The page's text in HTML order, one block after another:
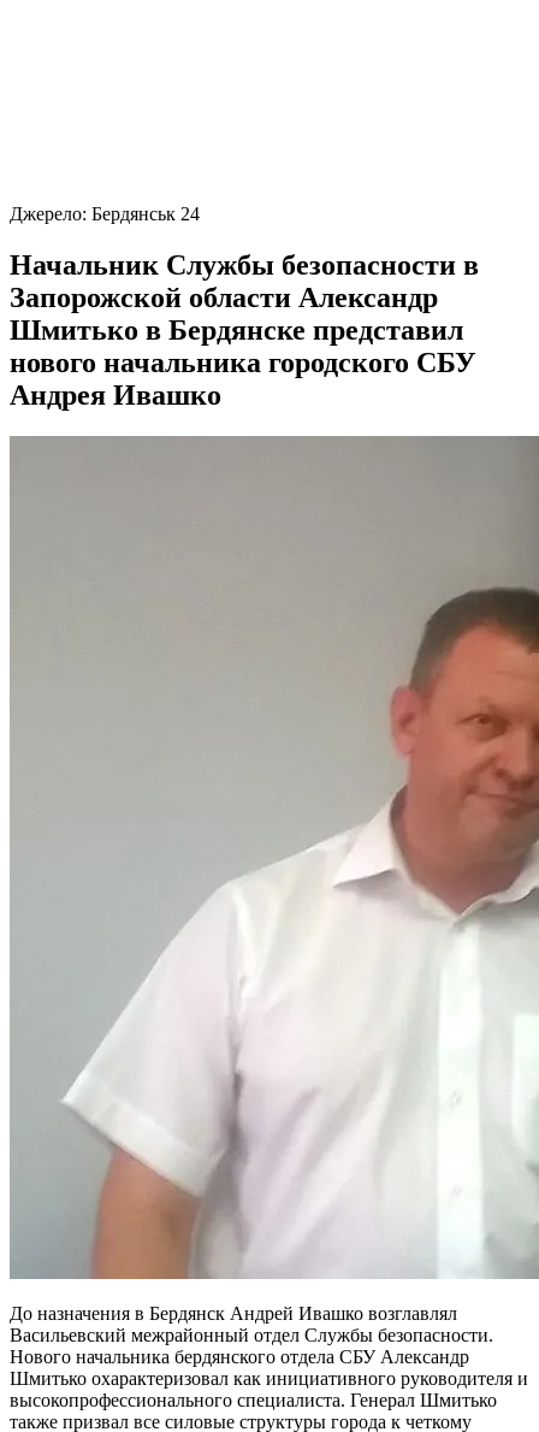
Джерело: Бердянськ 24
Начальник Службы безопасности в
Запорожской области Александр
Шмитько в Бердянске представил
нового начальника городского СБУ
Андрея Ивашко
До назначения в Бердянск Андрей Ивашко возглавлял
Васильевский межрайонный отдел Службы безопасности.
Нового начальника бердянского отдела СБУ Александр
Шмитько охарактеризовал как инициативного руководителя и
высокопрофессионального специалиста. Генерал Шмитько
также призвал все силовые структуры города к четкому